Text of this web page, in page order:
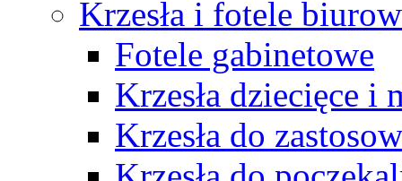
Krzesła i fotele
Fotele gabinetowe
Krzesła dziecięce i
Krzesła do